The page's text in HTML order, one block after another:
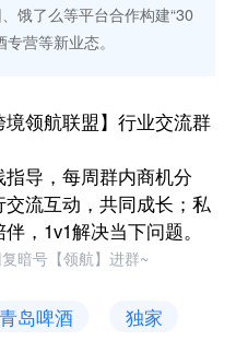
饿了么等平台合作构建“30
营等新业态。
领航联盟】行业交流群
导，每周群内商机分
流互动，共同成长；私
，1v1解决当下问题。
暗号【领航】进群~
青岛啤酒 独家